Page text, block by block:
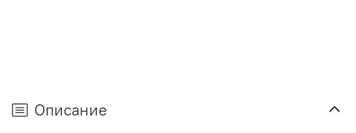
Описание